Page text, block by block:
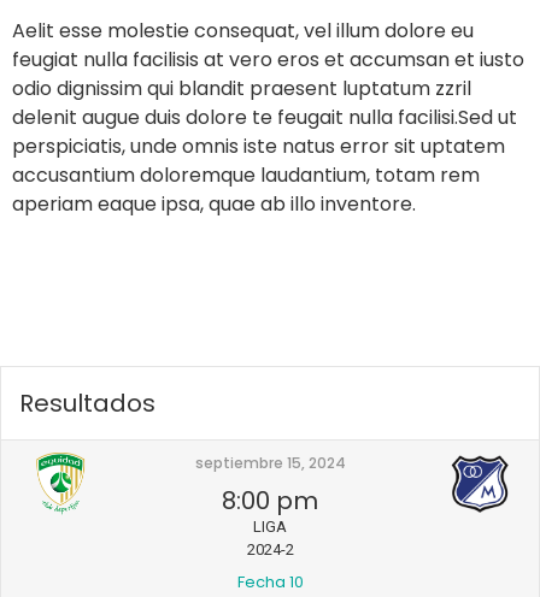
Aelit esse molestie consequat, vel illum dolore eu
feugiat nulla facilisis at vero eros et accumsan et iusto
odio dignissim qui blandit praesent luptatum zzril
delenit augue duis dolore te feugait nulla facilisi.Sed ut
perspiciatis, unde omnis iste natus error sit uptatem
accusantium doloremque laudantium, totam rem
aperiam eaque ipsa, quae ab illo inventore.
Resultados
septiembre 15, 2024
8:00 pm
LIGA
2024-2
Fecha 10